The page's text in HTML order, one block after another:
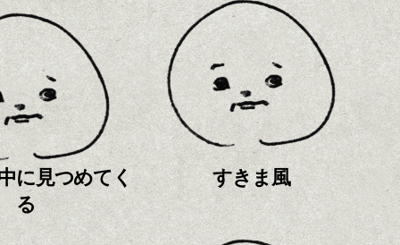
に見つめてく
る
すきま風